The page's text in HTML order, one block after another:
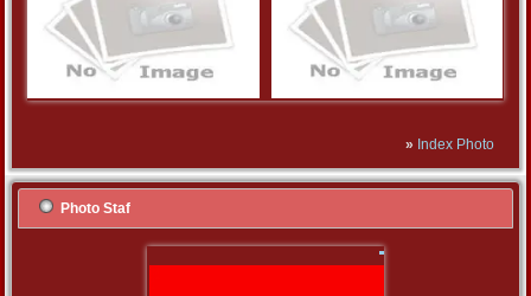
» Index Photo
Photo Staf